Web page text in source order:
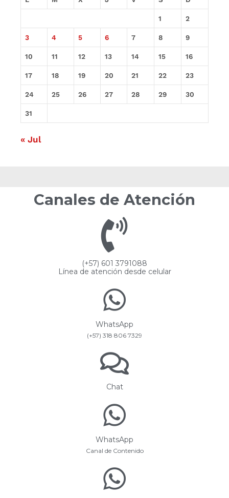
1 2
3 4 5 6 7 8 9
10 11 12 13 14 15 16
17 18 19 20 21 22 23
24 25 26 27 28 29 30
31
« Jul
Canales de Atención
(+57) 601 3791088
Línea de atención desde celular
WhatsApp
(+57) 318 806 7329
Chat
WhatsApp
Canal de Contenido